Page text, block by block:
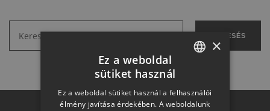
KERESÉS
HUNGARIAN
SLOVAK
×
Ez a weboldal
sütiket használ
Ez a weboldal sütiket használ a felhasználói
élmény javítása érdekében. A weboldalunk